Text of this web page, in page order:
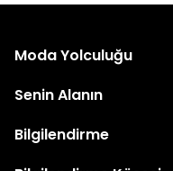
Moda Yolculuğu
Senin Alanın
Bilgilendirme